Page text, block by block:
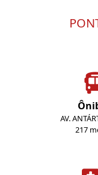
AV.
217